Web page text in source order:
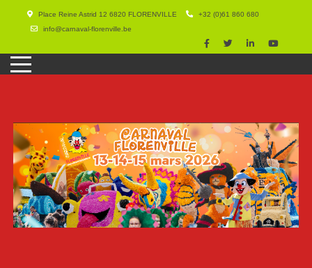
Place Reine Astrid 12 6820 FLORENVILLE
+32 (0)61 860 680
info@carnaval-florenville.be